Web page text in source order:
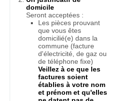
domicile
Seront acceptées :
Les pièces prouvant
que vous êtes
domicilié(e) dans la
commune (facture
d'électricité, de gaz ou
de téléphone fixe)
Veillez à ce que les
factures soient
établies à votre nom
et prénom et qu'elles